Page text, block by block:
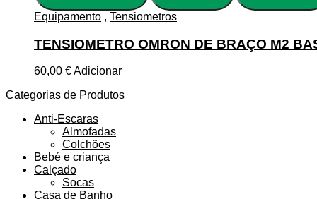
Equipamento , Tensiometros
TENSIOMETRO OMRON DE BRAÇO M2
60,00 €Adicionar
Categorias de Produtos
Anti-Escaras
Almofadas
Colchões
Bebé e criança
Calçado
Socas
Casa de Banho